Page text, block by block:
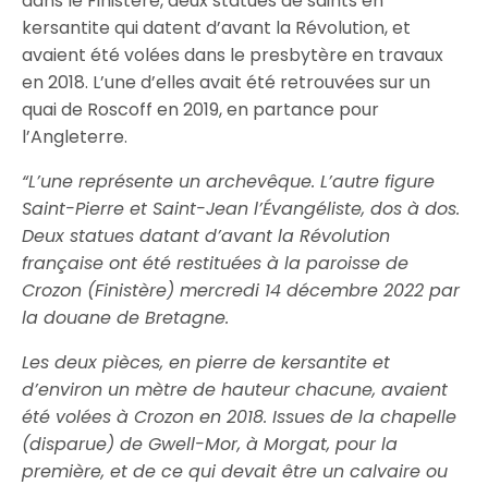
kersantite qui datent d’avant la Révolution, et
avaient été volées dans le presbytère en travaux
en 2018. L’une d’elles avait été retrouvées sur un
quai de Roscoff en 2019, en partance pour
l’Angleterre.
“L’une représente un archevêque. L’autre figure
Saint-Pierre et Saint-Jean l’Évangéliste, dos à dos.
Deux statues datant d’avant la Révolution
française ont été restituées à la paroisse de
Crozon (Finistère) mercredi 14 décembre 2022 par
la douane de Bretagne.
Les deux pièces, en pierre de kersantite et
d’environ un mètre de hauteur chacune, avaient
été volées à Crozon en 2018. Issues de la chapelle
(disparue) de Gwell-Mor, à Morgat, pour la
première, et de ce qui devait être un calvaire ou